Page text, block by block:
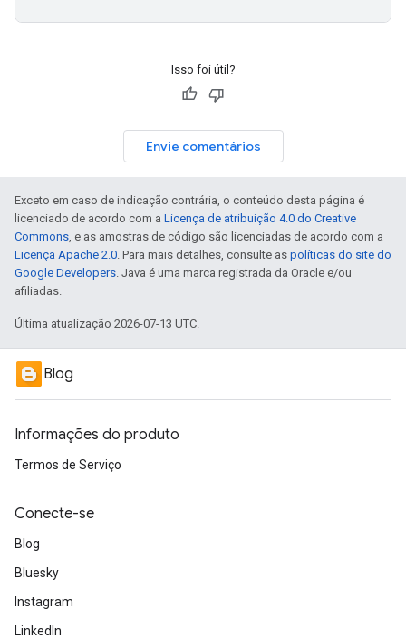
Isso foi útil?
Envie comentários
Exceto em caso de indicação contrária, o conteúdo desta página é
licenciado de acordo com a Licença de atribuição 4.0 do Creative
Commons, e as amostras de código são licenciadas de acordo com a
Licença Apache 2.0. Para mais detalhes, consulte as políticas do site do
Google Developers. Java é uma marca registrada da Oracle e/ou
afiliadas.
Última atualização 2026-07-13 UTC.
Blog
Informações do produto
Termos de Serviço
Conecte-se
Blog
Bluesky
Instagram
LinkedIn